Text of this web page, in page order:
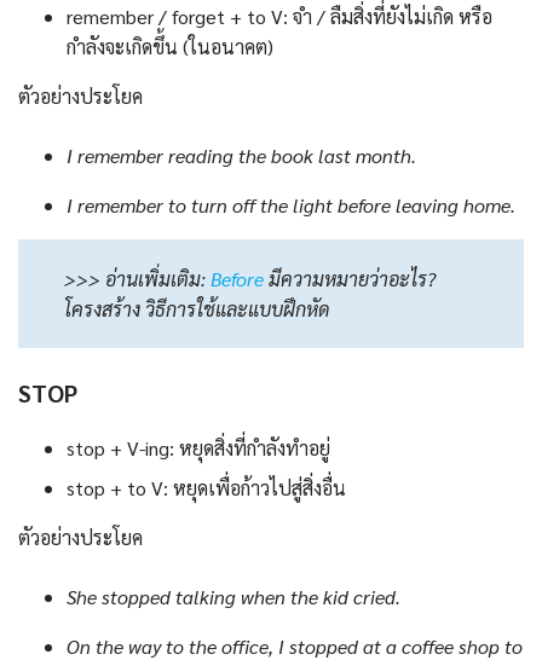
remember / forget + to V: จำ / ลืมสิ่งที่ยังไม่เกิด หรือ
กำลังจะเกิดขึ้น (ในอนาคต)
ตัวอย่างประโยค
I remember reading the book last month.
I remember to turn off the light before leaving home.
>>> อ่านเพิ่มเติม:Beforeมีความหมายว่าอะไร?
โครงสร้าง วิธีการใช้และแบบฝึกหัด
STOP
stop + V-ing: หยุดสิ่งที่กำลังทำอยู่
stop + to V: หยุดเพื่อก้าวไปสู่สิ่งอื่น
ตัวอย่างประโยค
She stopped talking when the kid cried.
On the way to the office, I stopped at a coffee shop to